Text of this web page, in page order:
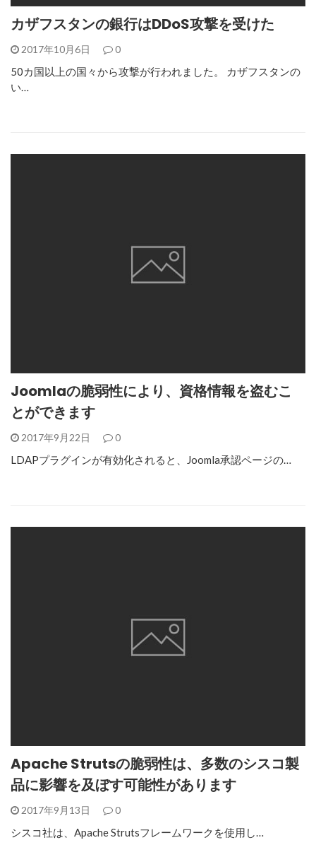
カザフスタンの銀行はDDoS攻撃を受けた
2017年10月6日 0
50カ国以上の国々から攻撃が行われました。 カザフスタンの
い…
Joomlaの脆弱性により、資格情報を盗むこ
とができます
2017年9月22日 0
LDAPプラグインが有効化されると、Joomla承認ページの…
Apache Strutsの脆弱性は、多数のシスコ製
品に影響を及ぼす可能性があります
2017年9月13日 0
シスコ社は、Apache Strutsフレームワークを使用し…